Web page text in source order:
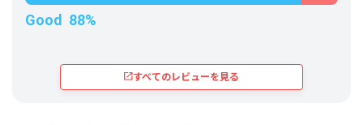
Good 88%
すべてのレビューを見る